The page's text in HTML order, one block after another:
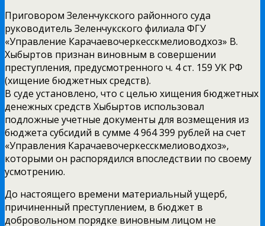
Приговором Зеленчукского районного суда
руководитель Зеленчукского филиала ФГУ
«Управление Карачаевочеркесскмелиоводхоз» В.
Хыбыртов признан виновным в совершении
преступления, предусмотренного ч. 4 ст. 159 УК РФ
(хищение бюджетных средств).
В суде установлено, что с целью хищения бюджетных
денежных средств Хыбыртов использовал
подложные учетные документы для возмещения из
бюджета субсидий в сумме 4 964 399 рублей на счет
«Управления Карачаевочеркесскмелиоводхоз»,
которыми он распорядился впоследствии по своему
усмотрению.
До настоящего времени материальный ущерб,
причиненный преступлением, в бюджет в
добровольном порядке виновным лицом не